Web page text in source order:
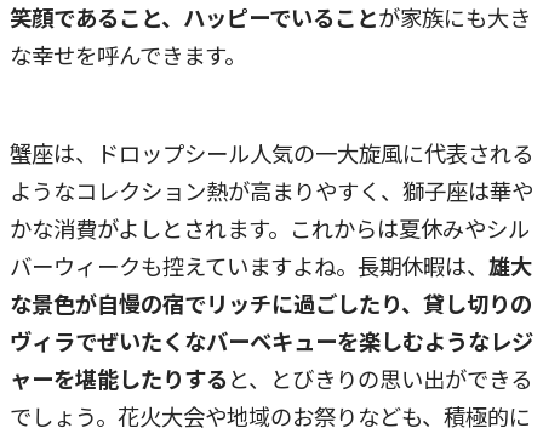
笑顔であること、ハッピーでいることが家族にも大き
な幸せを呼んできます。
蟹座は、ドロップシール人気の一大旋風に代表される
ようなコレクション熱が高まりやすく、獅子座は華や
かな消費がよしとされます。これからは夏休みやシル
バーウィークも控えていますよね。長期休暇は、 雄大
な景色が自慢の宿でリッチに過ごしたり、貸し切りの
ヴィラでぜいたくなバーベキューを楽しむようなレジ
ャーを堪能したりすると、とびきりの思い出ができる
でしょう。花火大会や地域のお祭りなども、積極的に